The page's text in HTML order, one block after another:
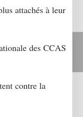
attachés à leur
des CCAS
contre la